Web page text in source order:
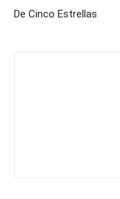
De Cinco Estrellas